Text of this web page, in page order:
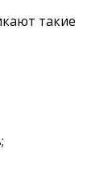
такие